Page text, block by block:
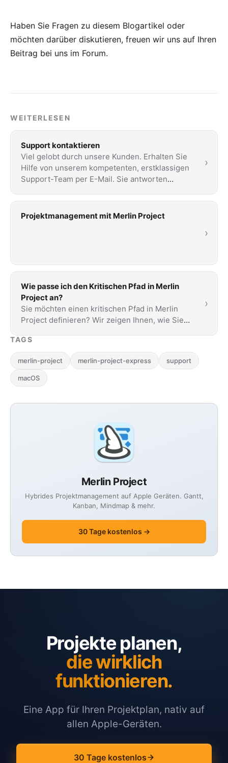
Merlin Project
Hybrides Projektmanagement auf Apple Geräten. Gantt,
Kanban, Mindmap & mehr.
30 Tage kostenlos →
Haben Sie Fragen zu diesem Blogartikel oder
möchten darüber diskutieren, freuen wir uns auf Ihren
Beitrag bei uns im Forum.
WEITERLESEN
Support kontaktieren
Viel gelobt durch unsere Kunden. Erhalten Sie
Hilfe von unserem kompetenten, erstklassigen
Support-Team per E-Mail. Sie antworten
›
Projektmanagement mit Merlin Project
›
Wie passe ich den Kritischen Pfad in Merlin
Project an?
Sie möchten einen kritischen Pfad in Merlin
Project definieren? Wir zeigen Ihnen, wie Sie
›
TAGS
merlin-project merlin-project-express support
macOS
Projekte planen,
die wirklich
funktionieren.
Eine App für Ihren Projektplan, nativ auf
allen Apple-Geräten.
30 Tage kostenlos